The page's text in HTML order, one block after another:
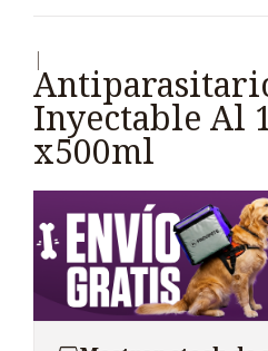
Inyectable Al
x500ml